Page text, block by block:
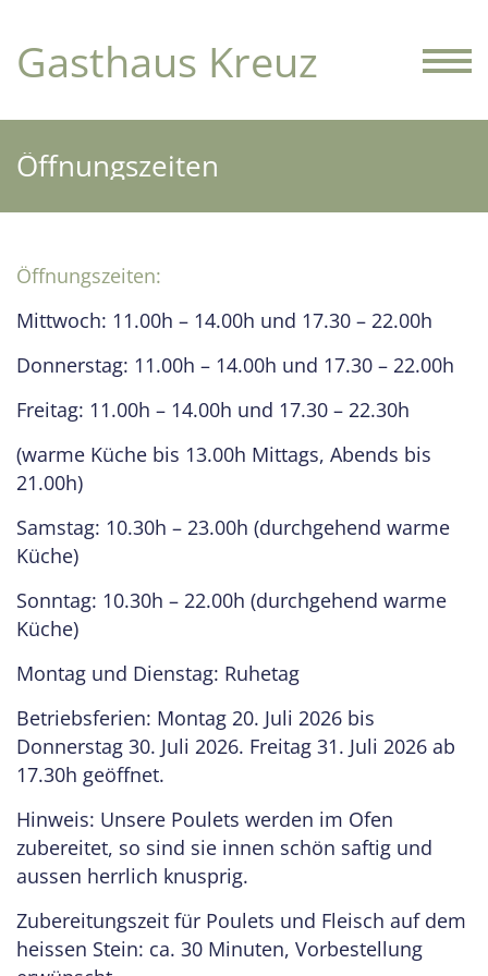
Gasthaus Kreuz
Öffnungszeiten
Öffnungszeiten:
Mittwoch: 11.00h – 14.00h und 17.30 – 22.00h
Donnerstag: 11.00h – 14.00h und 17.30 – 22.00h
Freitag: 11.00h – 14.00h und 17.30 – 22.30h
(warme Küche bis 13.00h Mittags, Abends bis
21.00h)
Samstag: 10.30h – 23.00h (durchgehend warme
Küche)
Sonntag: 10.30h – 22.00h (durchgehend warme
Küche)
Montag und Dienstag: Ruhetag
Betriebsferien: Montag 20. Juli 2026 bis
Donnerstag 30. Juli 2026. Freitag 31. Juli 2026 ab
17.30h geöffnet.
Hinweis: Unsere Poulets werden im Ofen
zubereitet, so sind sie innen schön saftig und
aussen herrlich knusprig.
Zubereitungszeit für Poulets und Fleisch auf dem
heissen Stein: ca. 30 Minuten, Vorbestellung